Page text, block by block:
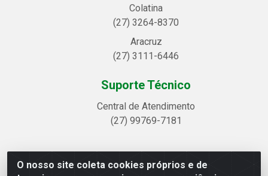
O nosso site coleta cookies próprios e de
Colatina
(27) 3264-8370
Aracruz
(27) 3111-6446
Suporte Técnico
Central de Atendimento
(27) 99769-7181
Linhavix Distribuidora LTDA - Avenida Alegre, 2521 -